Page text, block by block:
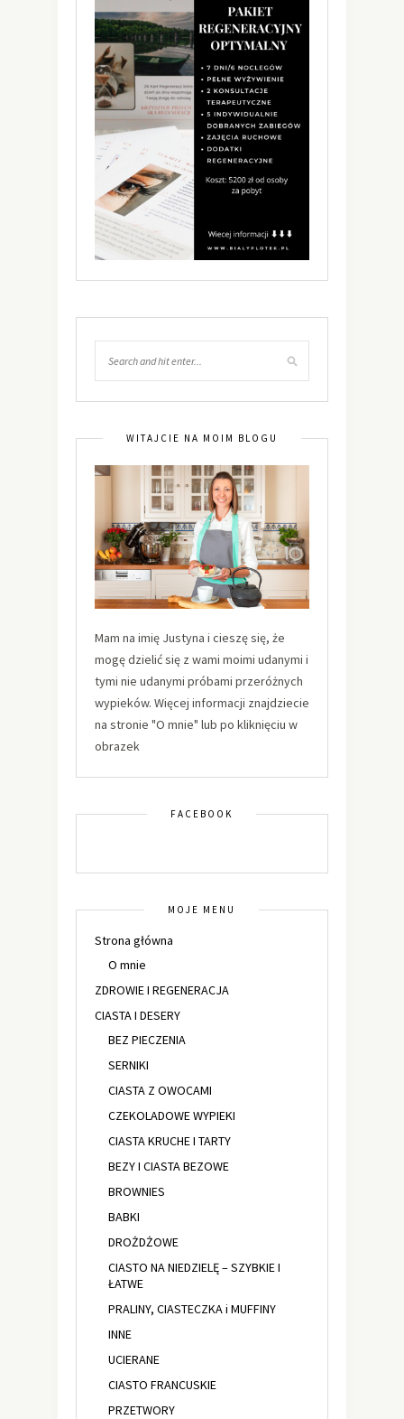
WITAJCIE NA MOIM BLOGU
Mam na imię Justyna i cieszę się, że
mogę dzielić się z wami moimi udanymi i
tymi nie udanymi próbami przeróżnych
wypieków. Więcej informacji znajdziecie
na stronie "O mnie" lub po kliknięciu w
obrazek
FACEBOOK
MOJE MENU
Strona główna
O mnie
ZDROWIE I REGENERACJA
CIASTA I DESERY
BEZ PIECZENIA
SERNIKI
CIASTA Z OWOCAMI
CZEKOLADOWE WYPIEKI
CIASTA KRUCHE I TARTY
BEZY I CIASTA BEZOWE
BROWNIES
BABKI
DROŻDŻOWE
CIASTO NA NIEDZIELĘ – SZYBKIE I
ŁATWE
PRALINY, CIASTECZKA i MUFFINY
INNE
UCIERANE
CIASTO FRANCUSKIE
PRZETWORY